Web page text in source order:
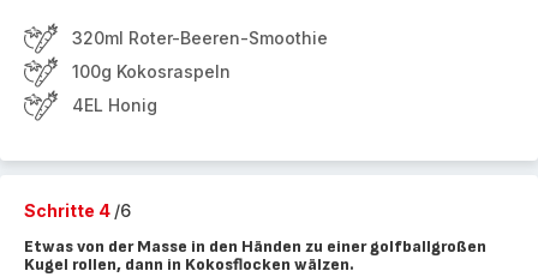
320ml Roter-Beeren-Smoothie
100g Kokosraspeln
4EL Honig
Schritte 4 /6
Etwas von der Masse in den Händen zu einer golfballgroßen
Kugel rollen, dann in Kokosflocken wälzen.